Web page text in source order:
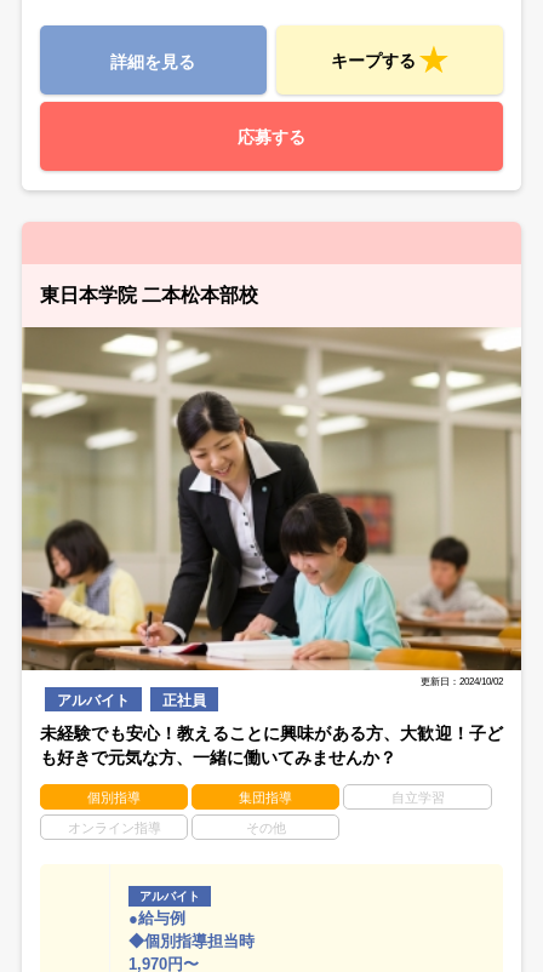
詳細を見る キープする
応募する
東日本学院 二本松本部校
更新日：2024/10/02
アルバイト 正社員
未経験でも安心！教えることに興味がある方、大歓迎！子ど
も好きで元気な方、一緒に働いてみませんか？
個別指導 集団指導 自立学習
オンライン指導 その他
アルバイト
●給与例
◆個別指導担当時
1,970円〜